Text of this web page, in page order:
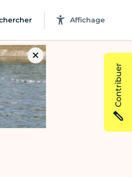
Affichage
Contribuer